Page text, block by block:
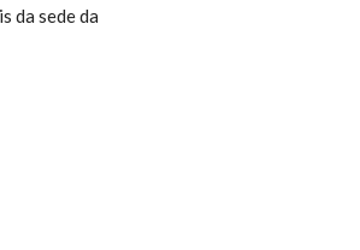
da sede da